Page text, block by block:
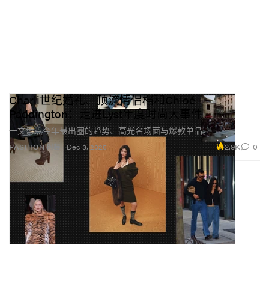
FASHION 时装
Charli世纪婚礼、顶流情侣档和Chloé
Paddington：走进Lyst年度时尚大事件
一文盘点今年最出圈的趋势、高光名场面与爆款单品。
Dec 3, 2025 2.9K 0